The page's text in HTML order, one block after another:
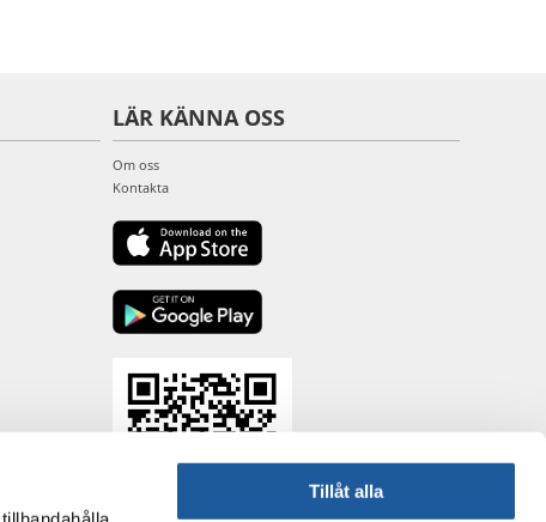
Tillåt alla
LÄR KÄNNA OSS
Om oss
Kontakta